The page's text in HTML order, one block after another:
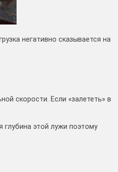
негативно сказывается на
скорости. Если «залететь» в
глубина этой лужи поэтому